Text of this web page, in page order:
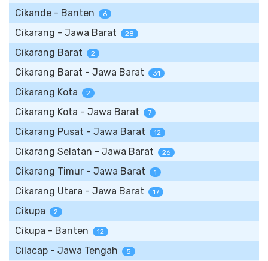
Cikande - Banten 6
Cikarang - Jawa Barat 28
Cikarang Barat 2
Cikarang Barat - Jawa Barat 31
Cikarang Kota 2
Cikarang Kota - Jawa Barat 7
Cikarang Pusat - Jawa Barat 12
Cikarang Selatan - Jawa Barat 26
Cikarang Timur - Jawa Barat 1
Cikarang Utara - Jawa Barat 17
Cikupa 2
Cikupa - Banten 12
Cilacap - Jawa Tengah 5